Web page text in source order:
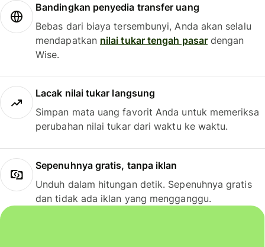
Bandingkan penyedia transfer uang
Bebas dari biaya tersembunyi, Anda akan selalu
mendapatkan nilai tukar tengah pasardengan
Wise.
Lacak nilai tukar langsung
Simpan mata uang favorit Anda untuk memeriksa
perubahan nilai tukar dari waktu ke waktu.
Sepenuhnya gratis, tanpa iklan
Unduh dalam hitungan detik. Sepenuhnya gratis
dan tidak ada iklan yang mengganggu.